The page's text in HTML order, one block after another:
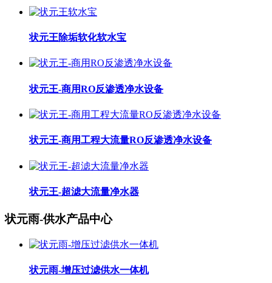
状元王除垢软化软水宝
状元王-商用RO反渗透净水设备
状元王-商用工程大流量RO反渗透净水设备
状元王-超滤大流量净水器
状元雨-供水产品中心
状元雨-增压过滤供水一体机